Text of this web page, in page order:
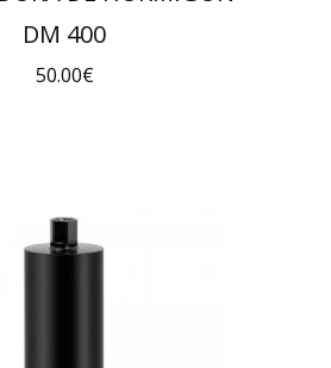
DM 400
50.00€